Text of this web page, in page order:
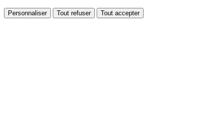
Personnaliser Tout refuser Tout accepter